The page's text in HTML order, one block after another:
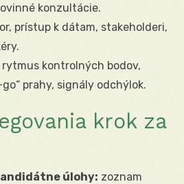
konzultácie.
prístup k dátam, stakeholderi,
rytmus kontrolných bodov,
prahy, signály odchýlok.
krok za
úlohy: zoznam